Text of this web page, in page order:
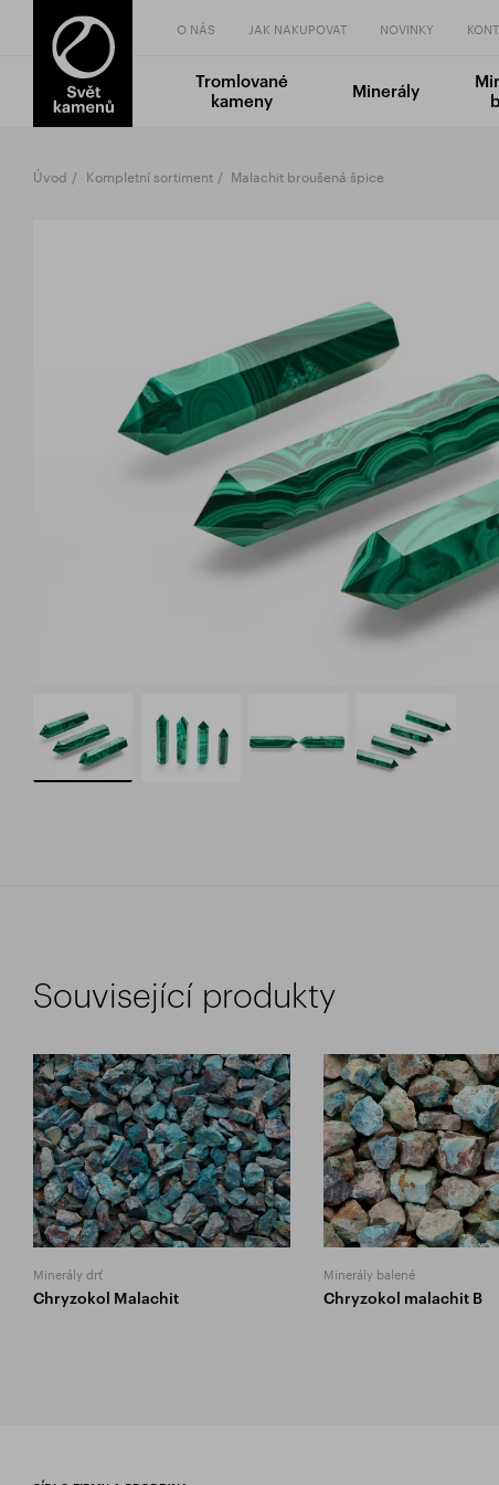
O NÁS JAK NAKUPOVAT NOVINKY
Tromlované
kameny
Minerály
Úvod Kompletní sortiment Malachit broušená špice
Související produkty
Minerály drť
Chryzokol Malachit
Minerály balené
Chryzokol malachit B